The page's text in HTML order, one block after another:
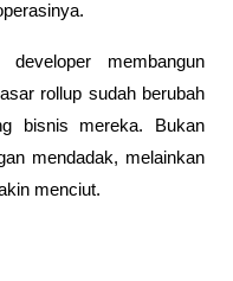
membangun
rollup sudah berubah
bisnis mereka. Bukan
mendadak, melainkan
menciut.